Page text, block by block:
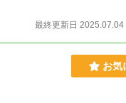
最終更新日 2025.07.04
お気